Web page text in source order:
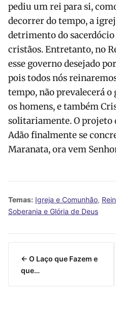
pediu um rei para si,
decorrer do tempo, a
detrimento do
cristãos. Entretanto, no
esse governo desejado
pois todos nós
tempo, não prevalecerá
os homens, e também
solitariamente. O projeto
Adão finalmente se
Maranata, ora vem
Temas: Igreja e Comunhão,
Soberania e Glória de Deus
← O Laço que Fazem e
que…